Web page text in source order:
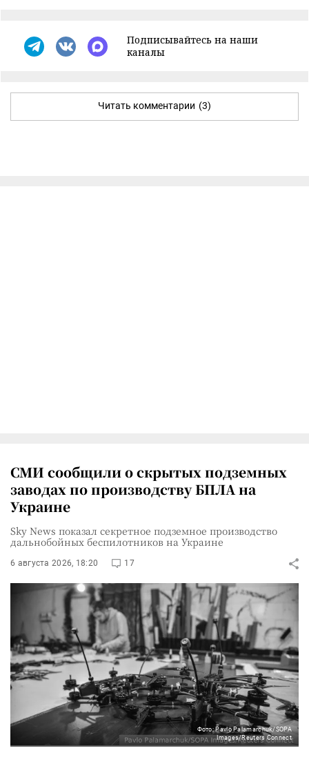
Подписывайтесь на наши
каналы
Читать комментарии (3)
СМИ сообщили о скрытых подземных
заводах по производству БПЛА на
Украине
Sky News показал секретное подземное производство
дальнобойных беспилотников на Украине
6 августа 2026, 18:20 17
Фото: Pavlo Palamarchuk/SOPA
Images/Reuters Connect